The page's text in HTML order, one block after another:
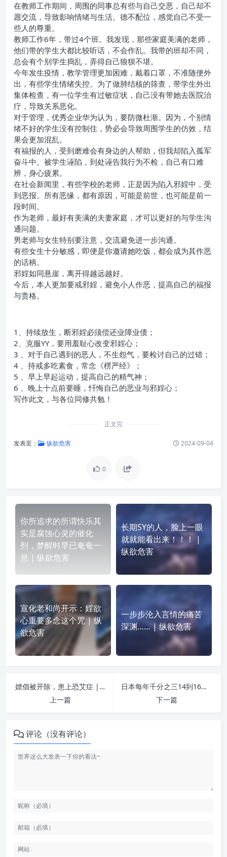
在教师工作期间，周围的同事总有些与自己交恶，自己却不
愿交流，导致影响情绪与生活。德不配位，感觉自己不受一
些人的尊重。
教师工作6年，带过4个班。我发现，那些家庭美满的老师，
他们带的学生大都比较听话，不会作乱。我带的班却不同，
总会有个别学生捣乱，弄得自己狼狈不堪。
今年发生疫情，教学管理更加困难，戴着口罩，不准随便外
出，有些学生情绪失控。为了做肺结核的筛查，带学生外出
集体检查，有一位学生有过敏症状，自己没有带她去医院治
疗，导致关系恶化。
对于管理，优秀企业华为认为，要防微杜渐。因为，个别情
绪不好的学生没有控制住，势必会导致周围学生的仿效，结
果会更加混乱。
有福报的人，受到磨难会有身边的人帮助，但我却陷入孤军
奋斗中。被学生诬陷，到处诬告我行为不检，自己有口难
辨，身心疲累。
在社会新闻里，有些学校的老师，正是因为陷入邪婬中，受
到恶报。所有恶缘，都有原因，可能是前世，也可能是前一
段时间。
作为老师，最好有美满的夫妻家庭，才可以更好的与学生沟
通问题。
男老师与女生特别要注意，交流避免进一步沟通。
有些女生十分敏感，即便是你邀请她吃饭，都会成为其作恶
的话柄。
邪婬如同悬崖，离开得越远越好。
今后，本人更加要戒邪婬，避免小人作恶，提高自己的福报
与贵格。
1、持续放生，断邪婬必须偿还业障业债；
2、克服YY，要用羞耻心改变邪婬心；
3 、对于自己遇到的恶人，不生怨气，要检讨自己的过错；
4 、持戒多吃素食，常念《楞严经》；
5 、早上早起运动，提高自己的精气神；
6 、晚上十点前要睡，忏悔自己的恶业与邪婬心；
写作此文，与各位同修共勉！
正文完
发表至： 纵欲危害 2024-09-04
0
你所追求的所谓快乐其
实是腐蚀心灵的催化
剂，梦醒时早已奄奄一
息 | 纵欲危害
长期SY的人，脸上一眼
就就能看出来！！！ |
纵欲危害
宣化老和尚开示：婬欲
心重要多念这个咒 | 纵
欲危害
一步步沦入言情的痛苦
深渊…… | 纵欲危害
嫖倡被开除，患上恐艾症 | 纵欲危害
上一篇
日本每年千分之三14到16岁少年手婬精尽人亡! | 纵欲危害
下一篇
评论（没有评论）